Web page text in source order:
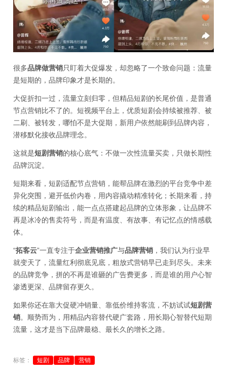
很多品牌做营销只盯着大促爆发，却忽略了一个致命问题：流量
是短期的，品牌印象才是长期的。
大促折扣一过，流量立刻归零，但精品短剧的长尾价值，是普通
节点营销比不了的。短视频平台上，优质短剧会持续被推荐、被
二刷、被转发，哪怕不是大促期，新用户依然能刷到品牌内容，
潜移默化接收品牌理念。
这就是短剧营销的核心底气：不做一次性流量买卖，只做长期性
品牌沉淀。
短期来看，短剧适配节点营销，能帮品牌在激烈的平台竞争中差
异化突围，避开低价内卷，用内容撬动精准转化；长期来看，持
续的精品短剧输出，能一点点搭建起品牌的立体形象，让品牌不
再是冰冷的售卖符号，而是有温度、有故事、有记忆点的情感载
体。
“拓客云”一直专注于企业营销推广与品牌营销，我们认为行业早
就变天了，流量红利彻底见底，粗放式营销早已走到尽头。未来
的品牌竞争，拼的不再是谁砸的广告费更多，而是谁的用户心智
渗透更深、品牌留存更久。
如果你还在靠大促硬冲销量、靠低价维持客流，不妨试试短剧营
销。顺势而为，用精品内容替代硬广套路，用长期心智替代短期
流量，这才是当下品牌最稳、最长久的增长之路。
标签： 短剧 品牌 营销